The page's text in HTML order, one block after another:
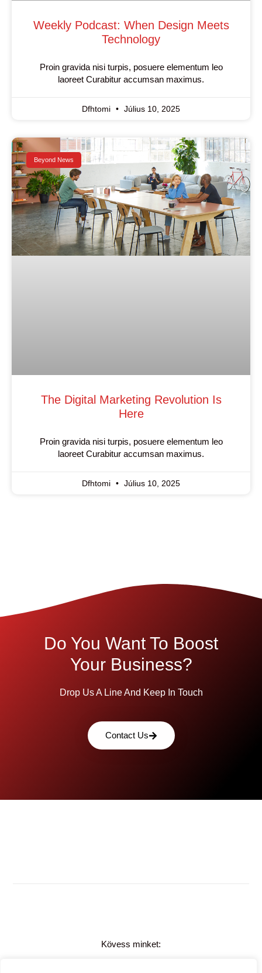
Weekly Podcast: When Design Meets
Technology
Proin gravida nisi turpis, posuere elementum leo
laoreet Curabitur accumsan maximus.
Dfhtomi Július 10, 2025
Beyond News
The Digital Marketing Revolution Is
Here
Proin gravida nisi turpis, posuere elementum leo
laoreet Curabitur accumsan maximus.
Dfhtomi Július 10, 2025
Do You Want To Boost
Your Business?
Drop Us A Line And Keep In Touch
Contact Us
Kövess minket: